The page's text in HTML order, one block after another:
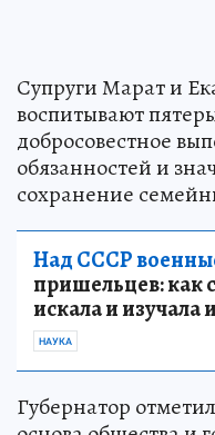
Супруги Марат и
воспитывают
добросовестное
обязанностей и
сохранение
Над СССР
пришельцев: как
искала и изучала
НАУКА
Губернатор